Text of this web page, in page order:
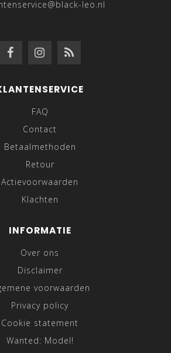
leo.nl
FAQ
Contact
Betaalmethoden
Retour
Actievoorwaarden
Klachten
INFORMATIE
Over ons
Disclaimer
voorwaarden
Privacy policy
Cookie statement
Wanted: Model!